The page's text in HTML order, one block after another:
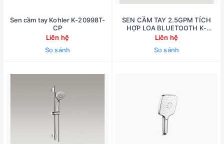
Sen cầm tay Kohler K-20998T-
CP
Liên hệ
So sánh
SEN CẦM TAY 2.5GPM TÍCH
HỢP LOA BLUETOOTH K-
R28241T-NKE-CP
Liên hệ
So sánh